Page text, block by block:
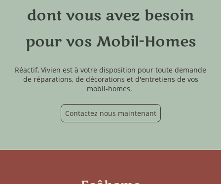
dont vous avez besoin
pour vos Mobil-Homes
Réactif, Vivien est à votre disposition pour toute demande
de réparations, de décorations et d'entretiens de vos
mobil-homes.
Contactez nous maintenant